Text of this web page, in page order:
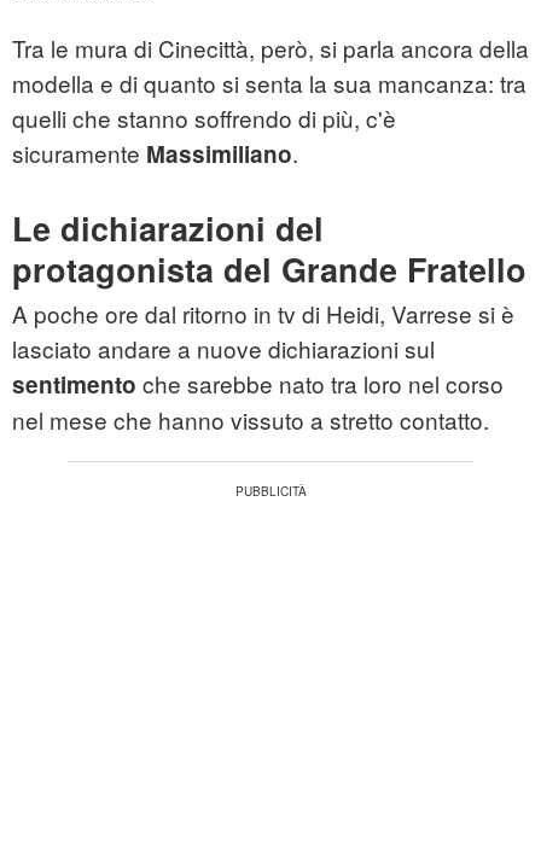
Tra le mura di Cinecittà, però, si parla ancora della
modella e di quanto si senta la sua mancanza: tra
quelli che stanno soffrendo di più, c'è
sicuramente Massimiliano.
Le dichiarazioni del
protagonista del Grande Fratello
A poche ore dal ritorno in tv di Heidi, Varrese si è
lasciato andare a nuove dichiarazioni sul
sentimento che sarebbe nato tra loro nel corso
nel mese che hanno vissuto a stretto contatto.